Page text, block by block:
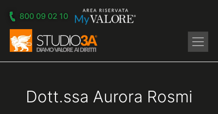
800 09 02 10
Dott.ssa Aurora Rosmi